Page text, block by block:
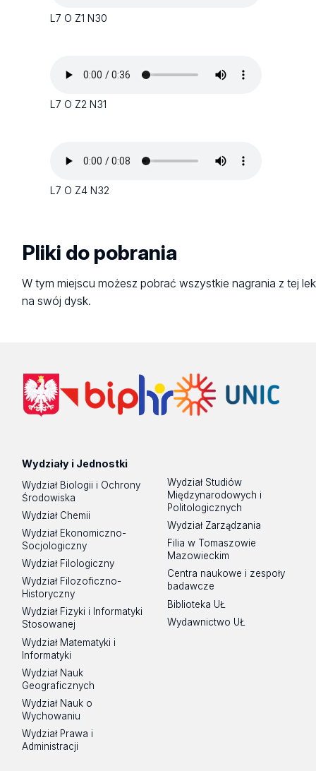
L7 O Z1 N30
L7 O Z2 N31
L7 O Z4 N32
Pliki do pobrania
W tym miejscu możesz pobrać wszystkie nagrania z tej
na swój dysk.
Wydziały i Jednostki
Wydział Biologii i Ochrony
Środowiska
Wydział Chemii
Wydział Ekonomiczno-
Socjologiczny
Wydział Filologiczny
Wydział Filozoficzno-
Historyczny
Wydział Fizyki i Informatyki
Stosowanej
Wydział Matematyki i
Informatyki
Wydział Nauk
Geograficznych
Wydział Nauk o
Wychowaniu
Wydział Prawa i
Administracji
Wydział Studiów
Międzynarodowych i
Politologicznych
Wydział Zarządzania
Filia w Tomaszowie
Mazowieckim
Centra naukowe i zespoły
badawcze
Biblioteka UŁ
Wydawnictwo UŁ